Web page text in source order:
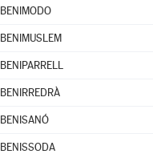
BENIMODO
BENIMUSLEM
BENIPARRELL
BENIRREDRÀ
BENISANÓ
BENISSODA